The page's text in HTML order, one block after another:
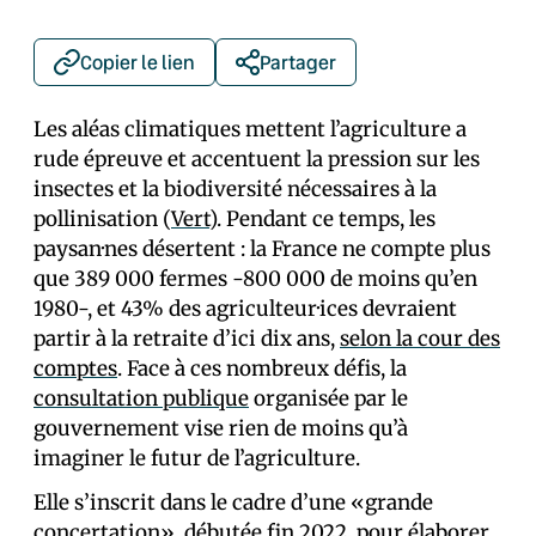
Copier le lien Partager
Les aléas climatiques mettent l’agriculture a
rude épreuve et accentuent la pression sur les
insectes et la biodiversité nécessaires à la
pollinisation (Vert). Pendant ce temps, les
paysan·nes désertent : la France ne compte plus
que 389 000 fermes -800 000 de moins qu’en
1980-, et 43% des agriculteur·ices devraient
partir à la retraite d’ici dix ans,selon la cour des
comptes. Face à ces nombreux défis, la
consultation publiqueorganisée par le
gouvernement vise rien de moins qu’à
imaginer le futur de l’agriculture.
Elle s’inscrit dans le cadre d’une «grande